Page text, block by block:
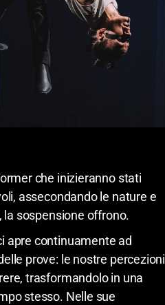
che inizieranno stati
assecondando le nature e
la sospensione offrono.
apre continuamente ad
prove: le nostre percezioni
trasformandolo in una
stesso. Nelle sue